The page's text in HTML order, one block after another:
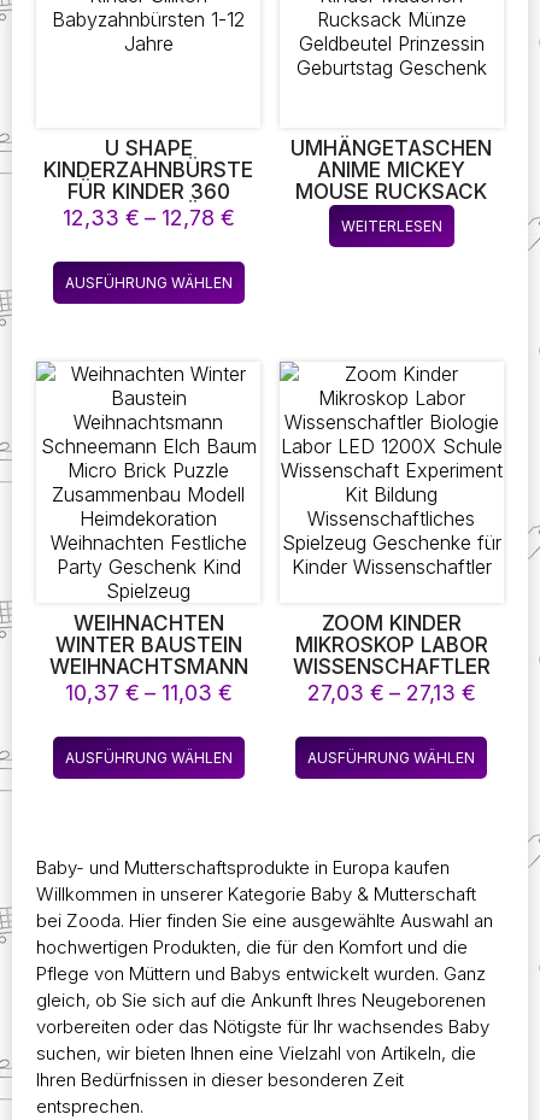
können
werden
der
U SHAPE
KINDERZAHNBÜRSTE
FÜR KINDER 360
KINDERZAHNBÜRSTE
FÜR KINDER SILIKON
BABYZAHNBÜRSTEN
1-12 JAHRE
12,33 € – 12,78 €Preisspanne:
bis
12,78 €
AUSFÜHRUNG WÄHLEN
Dieses
Produkt
Varianten
Optionen
können
der
Produktseite
UMHÄNGETASCHEN
ANIME MICKEY
MOUSE RUCKSACK
KAWAII NIEDLICH
CARTOON MINNIE
GESCHENK
WEITERLESEN
WEIHNACHTEN
WINTER BAUSTEIN
WEIHNACHTSMANN
SCHNEEMANN ELCH
BAUM MICRO BRICK
PUZZLE
ZUSAMMENBAU
MODELL
GESCHENK KIND
SPIELZEUG
10,37 € – 11,03 €Preisspanne:
bis
11,03 €
AUSFÜHRUNG WÄHLEN
Dieses
Produkt
auf.
Die
Optionen
können
auf
der
Produktseite
gewählt
werden
ZOOM KINDER
MIKROSKOP LABOR
WISSENSCHAFTLER
BIOLOGIE LABOR LED
1200X SCHULE
WISSENSCHAFT
EXPERIMENT KIT
BILDUNG
KINDER
WISSENSCHAFTLER
27,03 € – 27,13 €
bis
27,13
AUSFÜHRUNG WÄHLEN
Baby- und Mutterschaftsprodukte in Europa kaufen
Willkommen in unserer Kategorie Baby & Mutterschaft
bei Zooda. Hier finden Sie eine ausgewählte Auswahl an
hochwertigen Produkten, die für den Komfort und die
Pflege von Müttern und Babys entwickelt wurden. Ganz
gleich, ob Sie sich auf die Ankunft Ihres Neugeborenen
vorbereiten oder das Nötigste für Ihr wachsendes Baby
suchen, wir bieten Ihnen eine Vielzahl von Artikeln, die
Ihren Bedürfnissen in dieser besonderen Zeit
entsprechen.